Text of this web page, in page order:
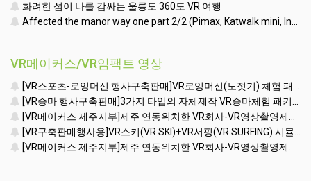
화려한 섬이 나를 감싸는 울릉도 360도 VR 여행
Affected the manor way one part 2/2 (Pimax, Katwalk mini, Index Controller)
VR메이커스/VR임팩트 영상
[VR스포츠-로잉머신 행사구축판매]VR로잉머신(노젓기) 체험 패키지(VR Rowing Machine Simulator Set)-VR기기장비렌탈대여체험행사가능
[VR승마 행사구축판매]3가지 타입의 자체제작 VR승마체험 패키지(VR Horse Riding Simulator Set)-VR기기장비렌탈대여체험행사가능
[VR메이커스 제주지부]제주 연동위치한 VR회사-VR영상촬영제작/VR렌탈대여임대행사/VR구축판매/3DSCANVR
[VR구축판매행사용]VR스키(VR SKI)+VR서핑(VR SURFING) 시뮬레이터(SIMULATOR) 소개영상(VR체험존/VR체험행사/VR렌탈대여임대)-VR임팩트 자체제작 컨텐츠
[VR메이커스 제주지부]제주 연동위치한 VR회사-VR영상촬영제작/VR렌탈대여임대행사/VR구축판매/3DSCANVR